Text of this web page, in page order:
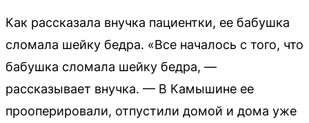
Как рассказала внучка пациентки, ее бабушка
сломала шейку бедра. «Все началось с того, что
бабушка сломала шейку бедра, —
рассказывает внучка. — В Камышине ее
прооперировали, отпустили домой и дома уже